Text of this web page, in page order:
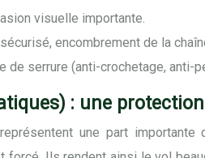
visuelle importante.
encombrement de la
serrure (anti-crochetage, anti-
: une
une part